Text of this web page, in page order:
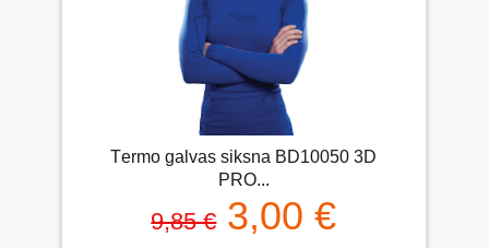
Тermo galvas siksna BD10050 3D
PRO...
9,85 € 3,00 €